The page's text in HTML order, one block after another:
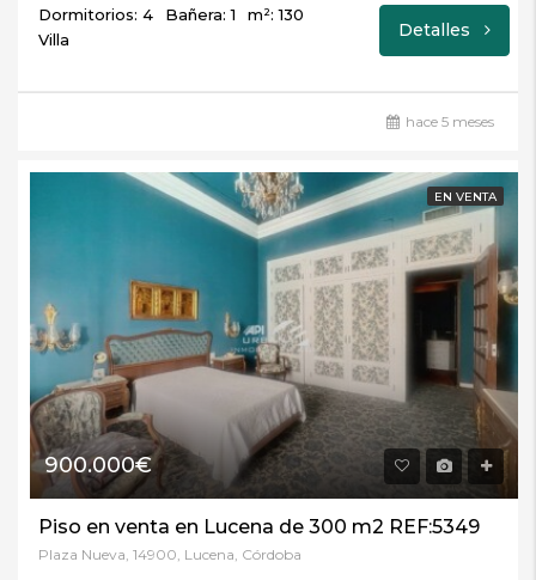
Dormitorios: 4 Bañera: 1
m²: 130
Villa
Detalles
hace 5 meses
EN VENTA
900.000€
Piso en venta en Lucena de 300 m2 REF:5349
Plaza Nueva, 14900, Lucena, Córdoba